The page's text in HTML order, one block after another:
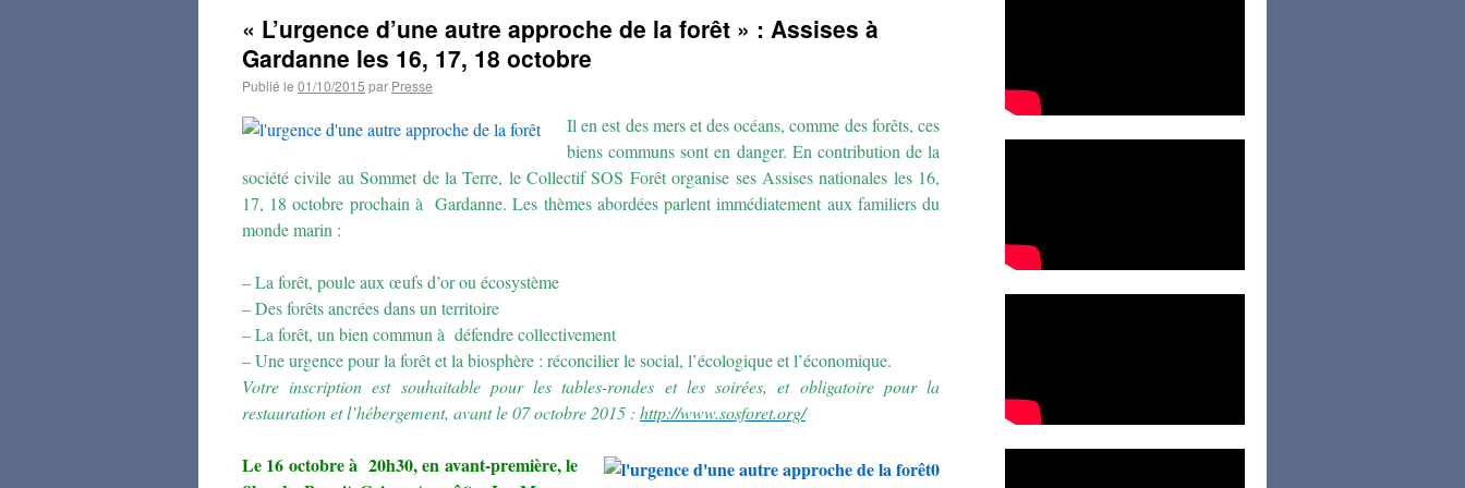
« L’urgence d’une autre approche de la forêt » : Assises à
Gardanne les 16, 17, 18 octobre
Publié le 01/10/2015 par Presse
Il en est des mers et des océans, comme des forêts, ces
biens communs sont en danger. En contribution de la
société civile au Sommet de la Terre, le Collectif SOS Forêt organise ses Assises nationales les 16,
17, 18 octobre prochain à Gardanne. Les thèmes abordées parlent immédiatement aux familiers du
monde marin :
– La forêt, poule aux œufs d’or ou écosystème
– Des forêts ancrées dans un territoire
– La forêt, un bien commun à défendre collectivement
– Une urgence pour la forêt et la biosphère : réconcilier le social, l’écologique et l’économique.
Votre inscription est souhaitable pour les tables-rondes et les soirées, et obligatoire pour la
restauration et l’hébergement, avant le 07 octobre 2015 : http://www.sosforet.org/
Le 16 octobre à 20h30, en avant-première, le